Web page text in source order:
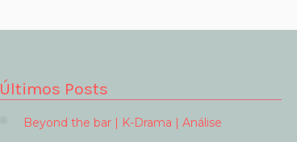
Últimos Posts
Beyond the bar | K-Drama | Análise